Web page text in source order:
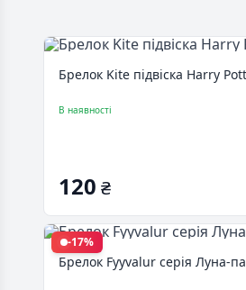
Брелок Kite підвіска Harry
В наявності
120 ₴
-17%
Брелок Fyyvalur серія Луна-